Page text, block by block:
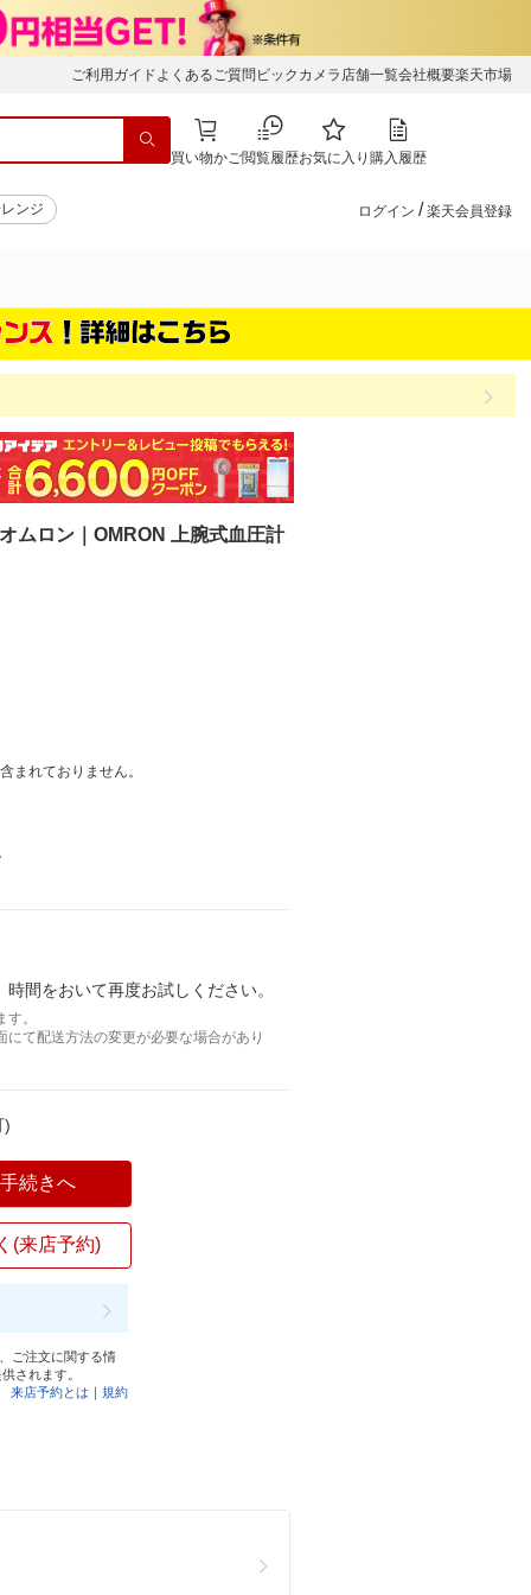
ご利用ガイド よくあるご質問 ビックカメラ店舗一覧会社概要楽天市場
買い物かご閲覧履歴お気に入り 購入履歴
ンジ ログイン / 楽天会員登録
ムロン｜OMRON 上腕式血圧計
まれておりません。
間をおいて再度お試しください。
。
て配送方法の変更が必要な場合があり
)
続きへ
(来店予約)
ご注文に関する情
されます。
来店予約とは ｜規約